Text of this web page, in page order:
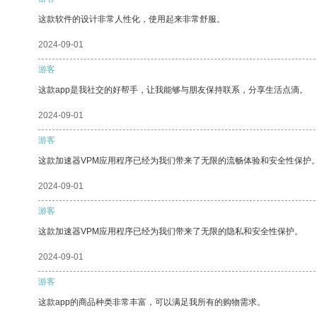
这款软件的设计非常人性化，使用起来非常舒服。
2024-09-01
游客
这款app是我社交的好帮手，让我能够与朋友保持联系，分享生活点滴。
2024-09-01
游客
这款加速器VPM应用程序已经为我们带来了无限的流畅体验和安全性保护
2024-09-01
游客
这款加速器VPM应用程序已经为我们带来了无限的隐私和安全性保护。
2024-09-01
游客
这款app的商品种类非常丰富，可以满足我所有的购物需求。